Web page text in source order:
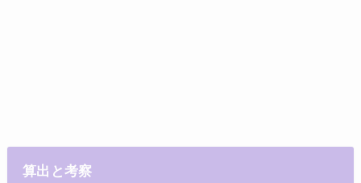
算出と考察